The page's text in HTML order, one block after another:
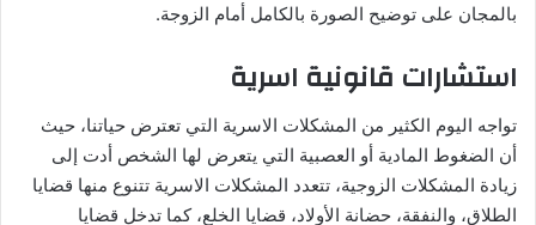
بالمجان على توضيح الصورة بالكامل أمام الزوجة.
استشارات قانونية اسرية
تواجه اليوم الكثير من المشكلات الاسرية التي تعترض حياتنا، حيث
أن الضغوط المادية أو العصبية التي يتعرض لها الشخص أدت إلى
زيادة المشكلات الزوجية، تتعدد المشكلات الاسرية تتنوع منها قضايا
الطلاق، والنفقة، حضانة الأولاد، قضايا الخلع، كما تدخل قضايا